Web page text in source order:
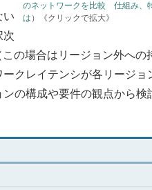
のネットワークを比較 仕組み、
は ）《クリックで拡大》
い
次
の場合はリージョン外への
クレイテンシが各リージョ
の構成や要件の観点から検